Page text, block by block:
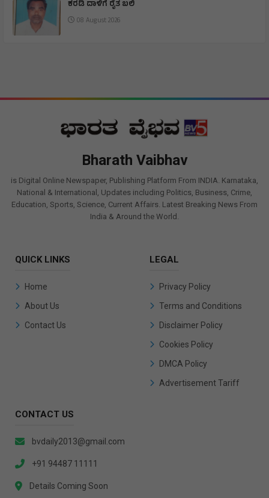
ಕರಡಿ ದಾಳಿಗೆ ರೈತ ಬಲಿ
08 August 2026
Bharath Vaibhav
is Digital Online Newspaper, Publishing Platform From INDIA. Karnataka,
National & International, Updates including Politics, Business, Crime,
Education, Sports, Science, Current Affairs. Latest Breaking News From
India & Around the World.
QUICK LINKS
Home
About Us
Contact Us
LEGAL
Privacy Policy
Terms and Conditions
Disclaimer Policy
Cookies Policy
DMCA Policy
Advertisement Tariff
CONTACT US
bvdaily2013@gmail.com
+91 94487 11111
Details Coming Soon